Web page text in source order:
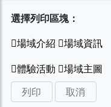
選擇列印區塊：
列印 取消